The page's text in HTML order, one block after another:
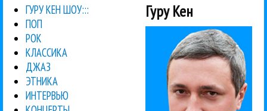
ГУРУ КЕН ШОУ:::
ПОП
РОК
КЛАССИКА
ДЖАЗ
ЭТНИКА
ИНТЕРВЬЮ
Гуру Кен